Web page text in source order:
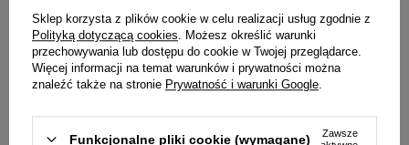
SUKIENKA Z BROSZKĄ W
XS M L
XL
Sklep korzysta z plików cookie w celu realizacji usług zgodnie z
Polityką dotyczącą cookies . Możesz określić warunki
przechowywania lub dostępu do cookie w Twojej przeglądarce.
Więcej informacji na temat warunków i prywatności można
znaleźć także na stronie Prywatność i warunki Google
Funkcjonalne pliki cookie (wymagane)
Zawsze